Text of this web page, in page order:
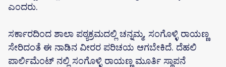
ಎಂದರು.
ಸರ್ಕಾರದಿಂದ ಶಾಲಾ ಪಠ್ಯಕ್ರಮದಲ್ಲಿ ಚನ್ನಮ್ಮ, ಸಂಗೊಳ್ಳಿ ರಾಯಣ್ಣ
ಸೇರಿದಂತೆ ಈ ನಾಡಿನ ವೀರರ ಪರಿಚಯ ಆಗಬೇಕಿದೆ. ದೆಹಲಿ
ಪಾರ್ಲಿಮೆಂಟ್ ನಲ್ಲಿ ಸಂಗೊಳ್ಳಿ ರಾಯಣ್ಣ ಮೂರ್ತಿ ಸ್ಥಾಪನೆ